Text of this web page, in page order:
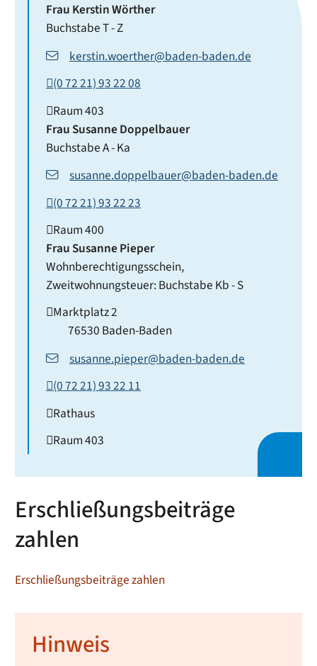
Frau KerstinWörther
Buchstabe T - Z
kerstin.woerther@baden-baden.de
(07221) 932208
Raum403
FrauSusanneDoppelbauer
Buchstabe A - Ka
susanne.doppelbauer@baden-baden.de
(07221) 932223
Raum400
FrauSusannePieper
Wohnberechtigungsschein,
Zweitwohnungsteuer: Buchstabe Kb - S
Marktplatz 2
76530 Baden-Baden
susanne.pieper@baden-baden.de
(07221) 932211
Rathaus
Raum403
Erschließungsbeiträge
zahlen
Erschließungsbeiträge zahlen
Hinweis